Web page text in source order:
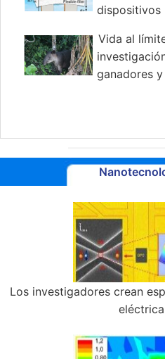
dispositivos
Vida al
ganadores
Los investigadores crean
eléctrica